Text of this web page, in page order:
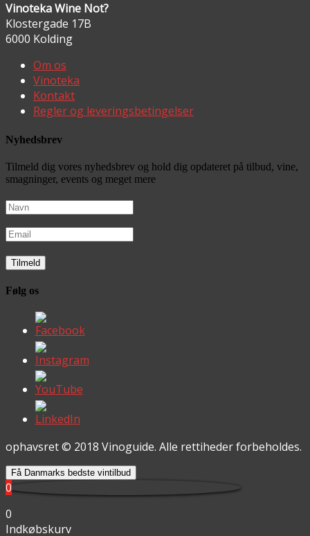
Vinoteka Wine Not?
Klostergade 17B
6000 Kolding
Om os
Vinoteka
Kontakt
Regler og leveringsbetingelser
Nyhedsbrev
Tilmeld dig vores nyhedsbrev og hold dig opdateret på tilbud, vine,
smagninger, events og meget mere
Følg os
ophavsret © 2018 Vinoguide. Alle rettiheder forbeholdes.
Få Danmarks bedste vintilbud
0
0
Indkøbskurv